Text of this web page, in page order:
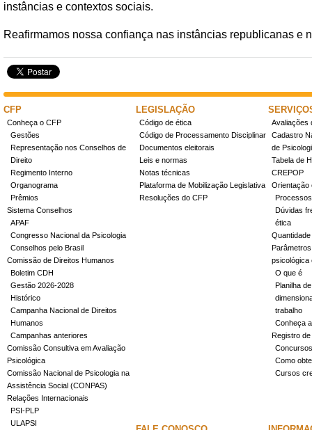
instâncias e contextos sociais.
Reafirmamos nossa confiança nas instâncias republicanas e
CFP
Conheça o CFP
Gestões
Representação nos Conselhos de
Direito
Regimento Interno
Organograma
Prêmios
Sistema Conselhos
APAF
Congresso Nacional da Psicologia
Conselhos pelo Brasil
Comissão de Direitos Humanos
Boletim CDH
Gestão 2026-2028
Histórico
Campanha Nacional de Direitos
Humanos
Campanhas anteriores
Comissão Consultiva em Avaliação
Psicológica
Comissão Nacional de Psicologia na
Assistência Social (CONPAS)
Relações Internacionais
PSI-PLP
ULAPSI
LEGISLAÇÃO
Código de ética
Código de Processamento Disciplinar
Documentos eleitorais
Leis e normas
Notas técnicas
Plataforma de Mobilização Legislativa
Resoluções do CFP
Avaliações
Cadastro
de
Tabela de
CREPOP
Orientação
Dúvidas
ética
psicológica
O que é
Planilha
trabalho
Conheça
Registro
Concursos
Como
Cursos